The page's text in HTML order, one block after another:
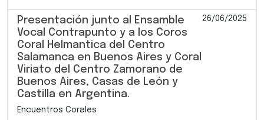
Presentación junto al Ensamble
Vocal Contrapunto y a los Coros
Coral Helmantica del Centro
Salamanca en Buenos Aires y Coral
Viriato del Centro Zamorano de
Buenos Aires, Casas de León y
Castilla en Argentina.
26/06/2025
Encuentros Corales